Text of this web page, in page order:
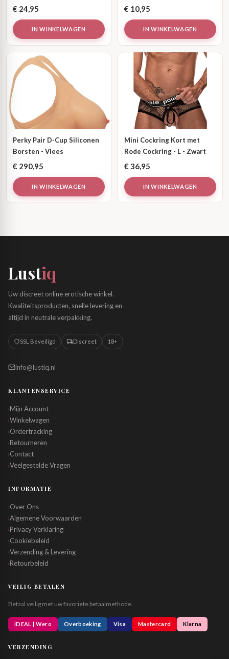
€ 24,95
IN WINKELWAGEN
€ 10,95
IN WINKELWAGEN
Perky Pair D-Cup Siliconen
Borsten - Vlees
€ 290,95
IN WINKELWAGEN
Mini Cockring Kort met
Rode Cockring - L - Zwart
€ 36,95
IN WINKELWAGEN
Lustiq
Uw discreet online erotische winkel.
Kwaliteitsproducten, snelle levering en
altijd in neutrale verpakking.
SSL Beveiligd Discreet 18+
info@lustiq.nl
KLANTENSERVICE
›Mijn Account
›Winkelwagen
›Ordertracking
›Retourneren
›Contact
›Veelgestelde Vragen
INFORMATIE
›Over Ons
›Algemene Voorwaarden
›Privacy Verklaring
›Cookiebeleid
›Verzending & Levering
›Retourbeleid
VEILIG BETALEN
Betaal veilig met uw favoriete betaalmethode.
iDEAL | Wero Overboeking Visa Mastercard Klarna
VERZENDING